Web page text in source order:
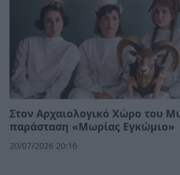
Στον Αρχαιολογικό Χώρο του
παράσταση «Μωρίας Εγκώμιο»
20/07/2026 20:16